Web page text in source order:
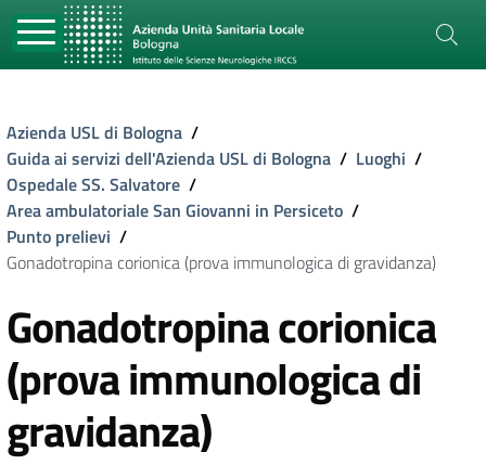
Azienda USL di Bologna /
Guida ai servizi dell'Azienda USL di Bologna / Luoghi /
Ospedale SS. Salvatore /
Area ambulatoriale San Giovanni in Persiceto /
Punto prelievi /
Gonadotropina corionica (prova immunologica di gravidanza)
Gonadotropina corionica
(prova immunologica di
gravidanza)